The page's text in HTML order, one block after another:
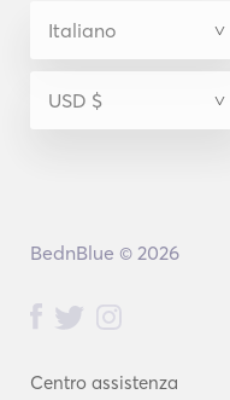
Centro assistenza
BednBlue © 2026